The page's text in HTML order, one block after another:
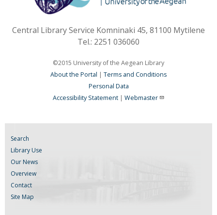
Central Library Service Komninaki 45, 81100 Mytilene
Tel.: 2251 036060
©2015 University of the Aegean Library
About the Portal | Terms and Conditions
Personal Data
Accessibility Statement| Webmaster
Search
Library Use
Our News
Overview
Contact
Site Map